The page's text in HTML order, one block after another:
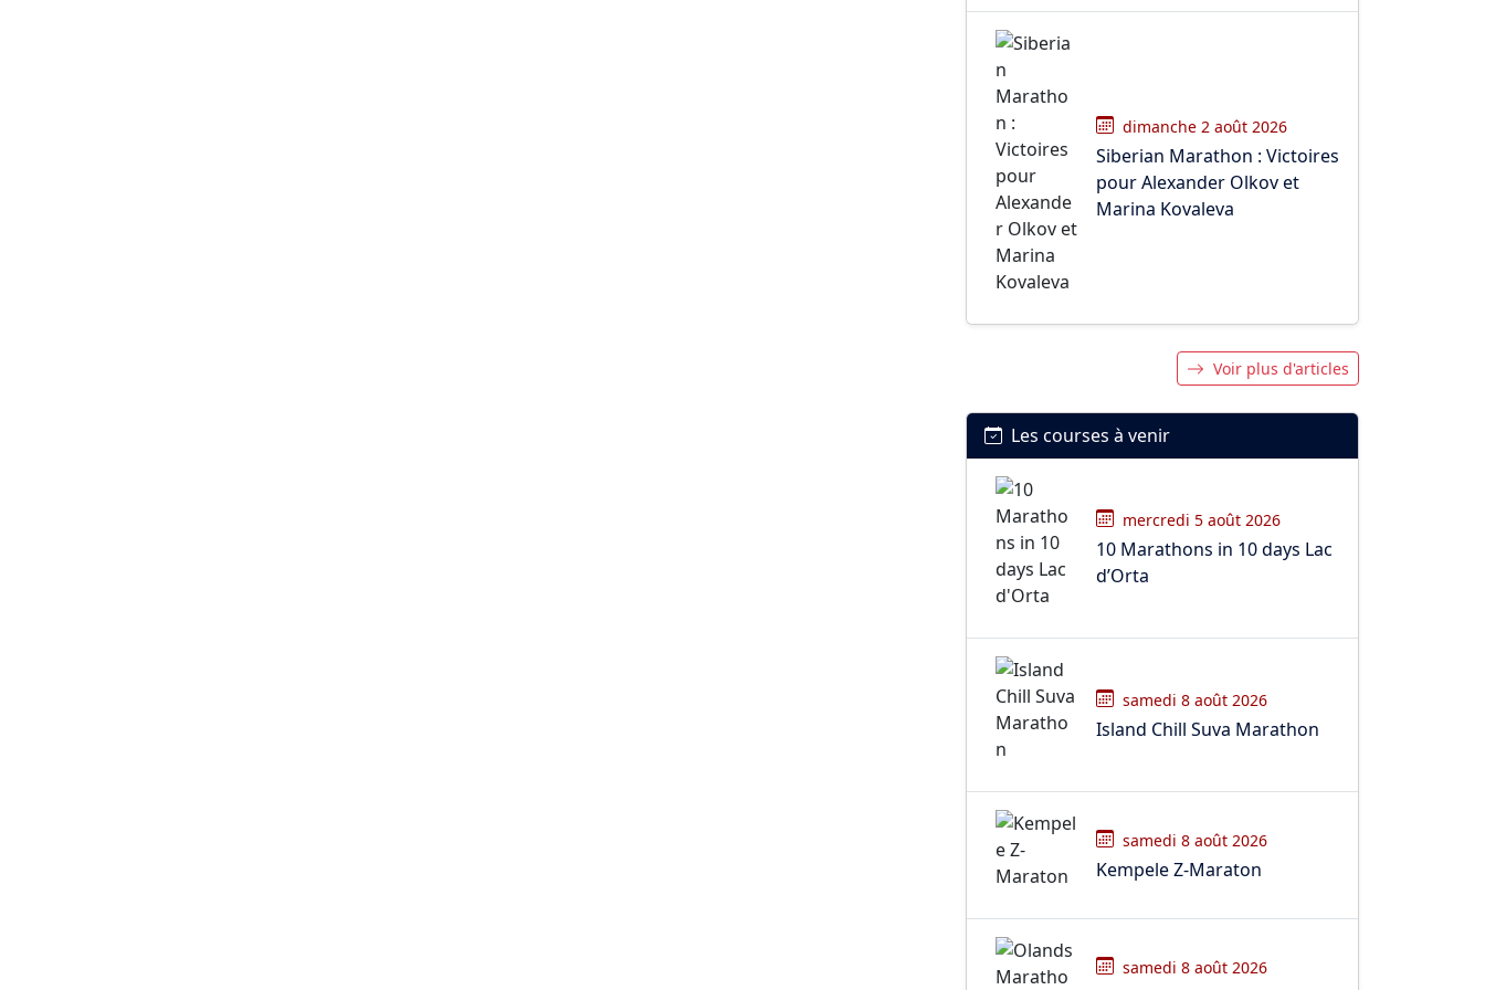
dimanche 2 août 2026
Siberian Marathon : Victoires
pour Alexander Olkov et
Marina Kovaleva
Voir plus d'articles
Les courses à venir
mercredi 5 août 2026
10 Marathons in 10 days Lac
d’Orta
samedi 8 août 2026
Island Chill Suva Marathon
samedi 8 août 2026
Kempele Z-Maraton
samedi 8 août 2026